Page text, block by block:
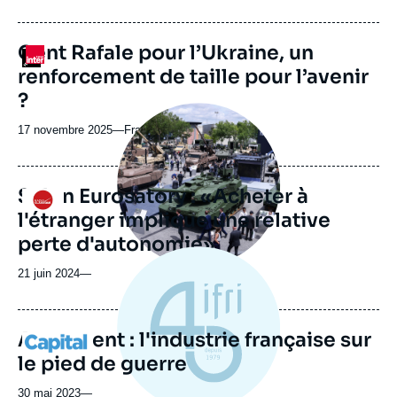
journal,
ou
émission
Logo
Cent Rafale pour l’Ukraine, un
renforcement de taille pour l’avenir
?
17 novembre 2025—Nom
du
journal,
revue
ou
émission
France inter
Logo
principale
médiatique
Salon Eurosatory : «Acheter à
l'étranger implique une relative
perte d'autonomie»
21 juin 2024—
Logo
Armement : l'industrie française sur
le pied de guerre
30 mai 2023—